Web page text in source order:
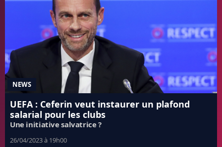
NEWS
UEFA : Ceferin veut instaurer un plafond
salarial pour les clubs
Une initiative salvatrice ?
26/04/2023 à 19h00